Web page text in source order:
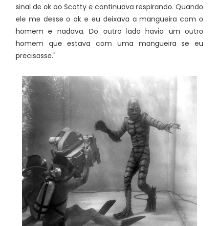
sinal de ok ao Scotty e continuava respirando. Quando
ele me desse o ok e eu deixava a mangueira com o
homem e nadava. Do outro lado havia um outro
homem que estava com uma mangueira se eu
precisasse."